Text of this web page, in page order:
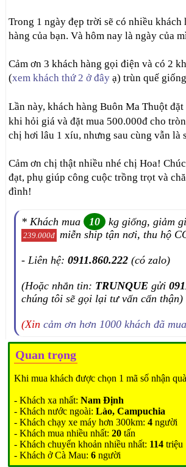
Trong 1 ngày đẹp trời sẽ có nhiều khách
hàng của bạn. Và hôm nay là ngày của
Cảm ơn 3 khách hàng gọi điện và có 2
(xem khách thứ 2 ở đây ạ) trùn quế
Lần này, khách hàng Buôn Ma Thuột
khi hỏi giá và đặt mua 500.000đ cho
chị hơi lâu 1 xíu, nhưng sau cùng vẫn là
Cảm ơn chị thật nhiều nhé chị Hoa!
đạt, phụ giúp công cuộc trồng trọt và
đình!
* Khách mua 10 kg giống, giảm
239.000đ miễn ship tận nơi, thu hộ
- Liên hệ:0911.860.222 (có zalo)
(Hoặc nhắn tin: TRUNQUE gửi
chúng tôi sẽ gọi lại tư vấn cẩn thận)
(Xincảm ơn hơn 1000 khách đã mua
Quan trọng
Khi mua khách được chọn 1 mã số nhận
- Khách xa nhất:Nam Định
- Khách nước ngoài:Lào, Campuchia
- Khách chạy xe máy hơn 300km:4 người
- Khách mua nhiều nhất:20 tấn
- Khách chuyển khoản nhiều nhất: 114 triệu
- Khách ở Cà Mau:6 người